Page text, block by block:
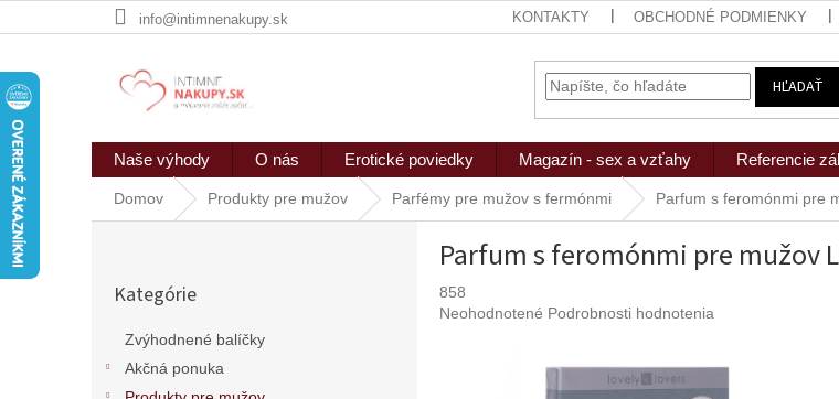
na
info@intimnenakupy.sk KONTAKTY OBCHODNÉ PODMIENKY
HĽADAŤ
Naše výhody O nás Erotické poviedky Magazín - sex a vzťahy Referencie
Domov Produkty pre mužov Parfémy pre mužov s fermónmi Parfum s feromónmi pre
kategórie
Kategórie
Zvýhodnené balíčky
Akčná ponuka
Parfum s feromónmi pre mužov
858
Priemerné
Neohodnotené Podrobnosti hodnotenia